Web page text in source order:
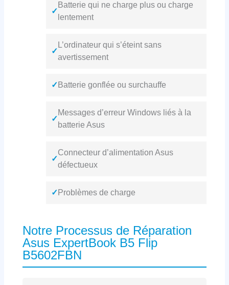
✓
Batterie qui ne charge plus ou charge
lentement
✓
L’ordinateur qui s’éteint sans
avertissement
✓ Batterie gonflée ou surchauffe
✓
Messages d’erreur Windows liés à la
batterie Asus
✓
Connecteur d’alimentation Asus
défectueux
✓ Problèmes de charge
Notre Processus de Réparation
Asus ExpertBook B5 Flip
B5602FBN